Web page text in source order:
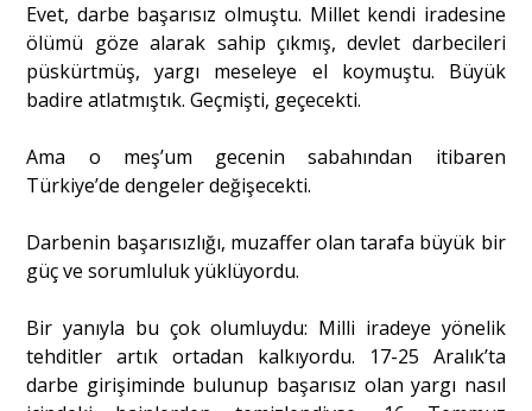
Evet, darbe başarısız olmuştu. Millet kendi iradesine
ölümü göze alarak sahip çıkmış, devlet darbecileri
püskürtmüş, yargı meseleye el koymuştu. Büyük
badire atlatmıştık. Geçmişti, geçecekti.
Ama o meş’um gecenin sabahından itibaren
Türkiye’de dengeler değişecekti.
Darbenin başarısızlığı, muzaffer olan tarafa büyük bir
güç ve sorumluluk yüklüyordu.
Bir yanıyla bu çok olumluydu: Milli iradeye yönelik
tehditler artık ortadan kalkıyordu. 17-25 Aralık’ta
darbe girişiminde bulunup başarısız olan yargı nasıl